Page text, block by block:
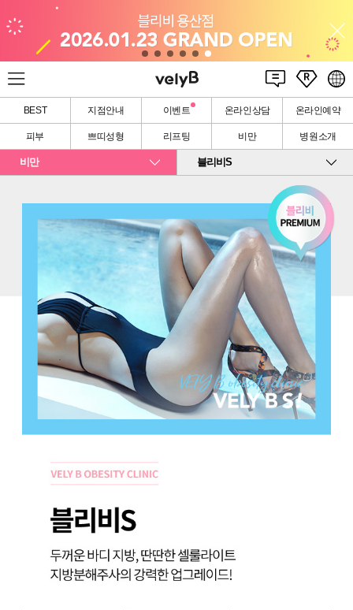
BEST 지점안내 이벤트 온라인상담 온라인예약
피부 쁘띠성형 리프팅 비만 병원소개
비만 블리비S